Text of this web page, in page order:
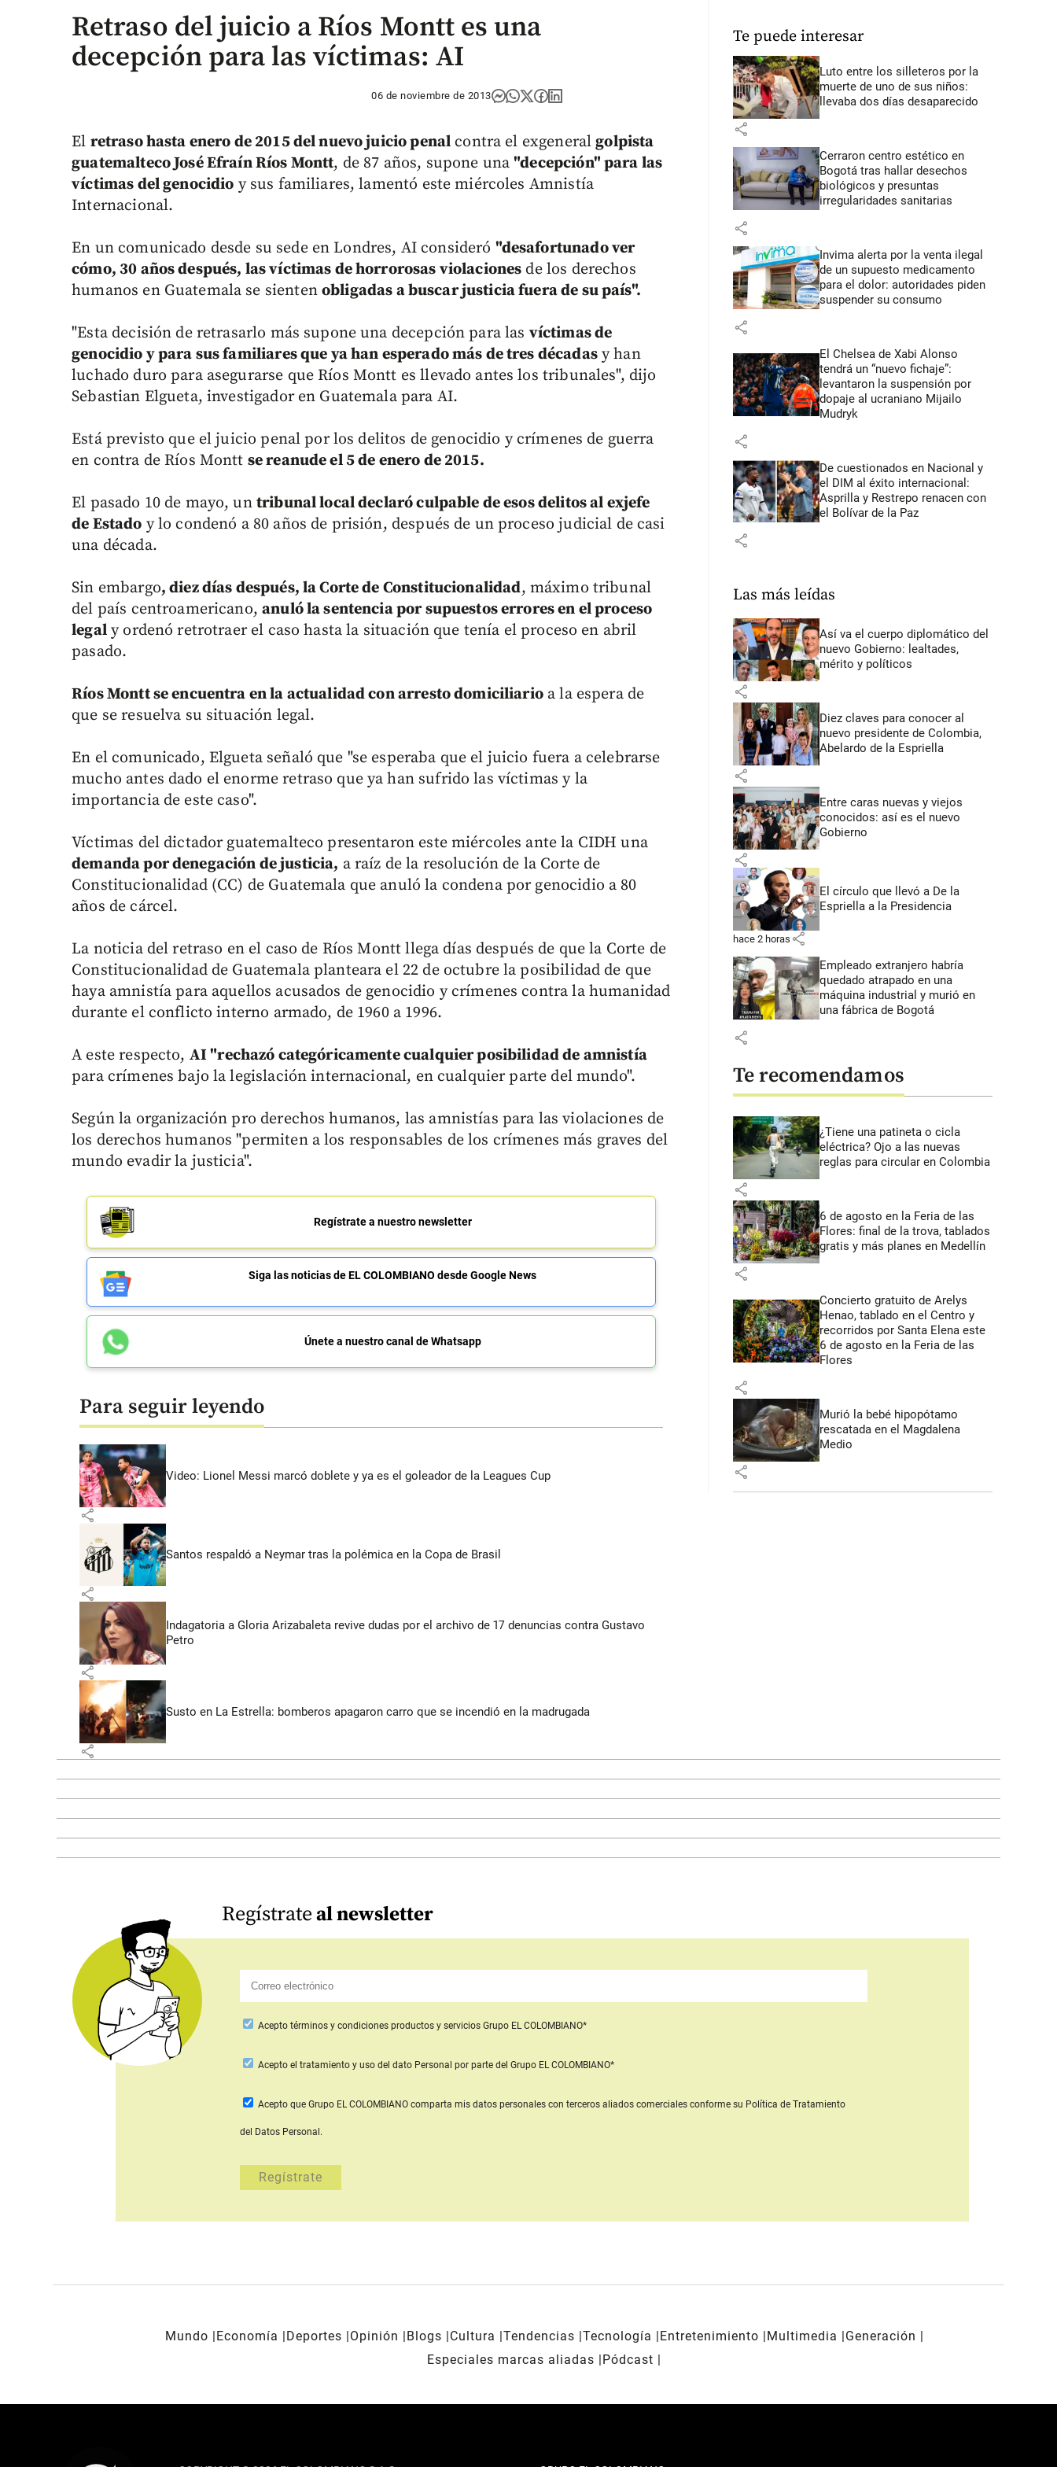
Retraso del juicio a Ríos Montt es una
decepción para las víctimas: AI
06 de noviembre de 2013
El retraso hasta enero de 2015 del nuevo juicio penal contra el exgeneralgolpista
guatemalteco José Efraín Ríos Montt, de 87 años, supone una"decepción" para las
víctimas del genocidio y sus familiares, lamentó este miércoles Amnistía
Internacional.
En un comunicado desde su sede en Londres, AI consideró "desafortunado ver
cómo, 30 años después, las víctimas de horrorosas violaciones de los derechos
humanos en Guatemala se sienten obligadas a buscar justicia fuera de su país".
"Esta decisión de retrasarlo más supone una decepción para las víctimas de
genocidio y para sus familiares que ya han esperado más de tres décadasy han
luchado duro para asegurarse que Ríos Montt es llevado antes los tribunales", dijo
Sebastian Elgueta, investigador en Guatemala para AI.
Está previsto que el juicio penal por los delitos de genocidio y crímenes de guerra
en contra de Ríos Montt se reanude el 5 de enero de 2015.
El pasado 10 de mayo, un tribunal local declaró culpable de esos delitos al exjefe
de Estado y lo condenó a 80 años de prisión, después de un proceso judicial de casi
una década.
Sin embargo, diez días después, la Corte de Constitucionalidad, máximo tribunal
del país centroamericano,anuló la sentencia por supuestos errores en el proceso
legaly ordenó retrotraer el caso hasta la situación que tenía el proceso en abril
pasado.
Ríos Montt se encuentra en la actualidad con arresto domiciliarioa la espera de
que se resuelva su situación legal.
En el comunicado, Elgueta señaló que "se esperaba que el juicio fuera a celebrarse
mucho antes dado el enorme retraso que ya han sufrido las víctimas y la
importancia de este caso".
Víctimas del dictador guatemalteco presentaron este miércoles ante la CIDH una
demanda por denegación de justicia, a raíz de la resolución de la Corte de
Constitucionalidad (CC) de Guatemala que anuló la condena por genocidio a 80
años de cárcel.
La noticia del retraso en el caso de Ríos Montt llega días después de que la Corte de
Constitucionalidad de Guatemala planteara el 22 de octubre la posibilidad de que
haya amnistía para aquellos acusados de genocidio y crímenes contra la humanidad
durante el conflicto interno armado, de 1960 a 1996.
A este respecto, AI "rechazó categóricamente cualquier posibilidad de amnistía
para crímenes bajo la legislación internacional, en cualquier parte del mundo".
Según la organización pro derechos humanos, las amnistías para las violaciones de
los derechos humanos "permiten a los responsables de los crímenes más graves del
mundo evadir la justicia".
Regístrate a nuestro newsletter
Siga las noticias de EL COLOMBIANO desde Google News
Únete a nuestro canal de Whatsapp
Para seguir leyendo
Video: Lionel Messi marcó doblete y ya es el goleador de la Leagues Cup
share
Santos respaldó a Neymar tras la polémica en la Copa de Brasil
share
Indagatoria a Gloria Arizabaleta revive dudas por el archivo de 17 denuncias contra Gustavo
Petro
share
Susto en La Estrella: bomberos apagaron carro que se incendió en la madrugada
share
Te puede interesar
Luto entre los silleteros por la
muerte de uno de sus niños:
llevaba dos días desaparecido
share
Cerraron centro estético en
Bogotá tras hallar desechos
biológicos y presuntas
irregularidades sanitarias
share
Invima alerta por la venta ilegal
de un supuesto medicamento
para el dolor: autoridades piden
suspender su consumo
share
El Chelsea de Xabi Alonso
tendrá un “nuevo fichaje”:
levantaron la suspensión por
dopaje al ucraniano Mijailo
Mudryk
share
De cuestionados en Nacional y
el DIM al éxito internacional:
Asprilla y Restrepo renacen con
el Bolívar de la Paz
share
Las más leídas
Así va el cuerpo diplomático del
nuevo Gobierno: lealtades,
mérito y políticos
share
Diez claves para conocer al
nuevo presidente de Colombia,
Abelardo de la Espriella
share
Entre caras nuevas y viejos
conocidos: así es el nuevo
Gobierno
share
El círculo que llevó a De la
Espriella a la Presidencia
hace 2 horas share
Empleado extranjero habría
quedado atrapado en una
máquina industrial y murió en
una fábrica de Bogotá
share
Te recomendamos
¿Tiene una patineta o cicla
eléctrica? Ojo a las nuevas
reglas para circular en Colombia
share
6 de agosto en la Feria de las
Flores: final de la trova, tablados
gratis y más planes en Medellín
share
Concierto gratuito de Arelys
Henao, tablado en el Centro y
recorridos por Santa Elena este
6 de agosto en la Feria de las
Flores
share
Murió la bebé hipopótamo
rescatada en el Magdalena
Medio
share
Regístrateal newsletter
Acepto términos y condiciones productos y servicios Grupo EL COLOMBIANO*
Aceptoel tratamiento y uso del dato Personal por parte del Grupo EL COLOMBIANO*
Acepto que Grupo EL COLOMBIANO comparta mis datos personales con terceros aliados comercialesconforme su Política de Tratamiento
del Datos Personal.
Mundo Economía Deportes Opinión Blogs Cultura Tendencias Tecnología Entretenimiento Multimedia
Generación
Especiales marcas aliadas
Pódcast